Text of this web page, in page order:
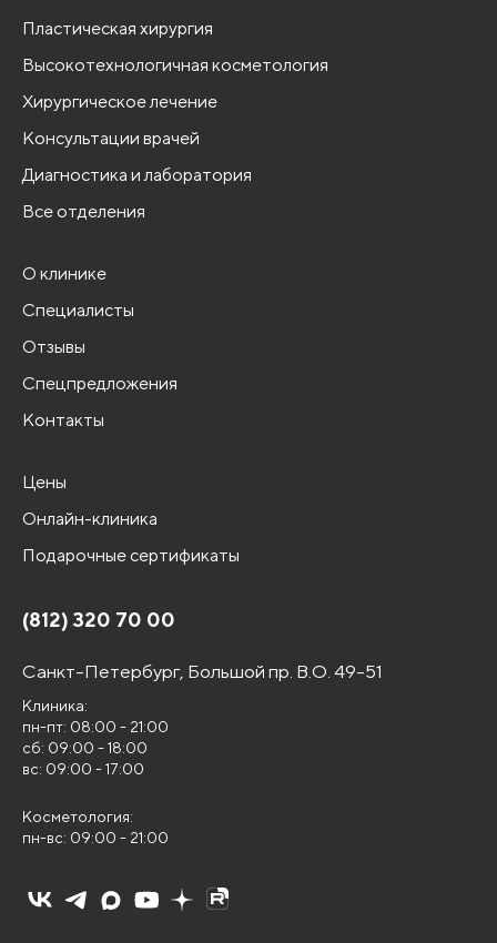
Пластическая хирургия
Высокотехнологичная косметология
Хирургическое лечение
Консультации врачей
Диагностика и лаборатория
Все отделения
О клинике
Специалисты
Отзывы
Спецпредложения
Контакты
Цены
Онлайн-клиника
Подарочные сертификаты
(812) 320 70 00
Санкт-Петербург, Большой пр. В.О. 49-51
Клиника:
пн-пт: 08:00 - 21:00
сб: 09:00 - 18:00
вс: 09:00 - 17:00
Косметология:
пн-вс: 09:00 - 21:00